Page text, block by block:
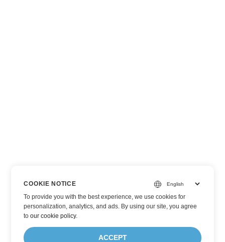
COOKIE NOTICE
To provide you with the best experience, we use cookies for
personalization, analytics, and ads. By using our site, you agree
toour cookie policy.
ACCEPT